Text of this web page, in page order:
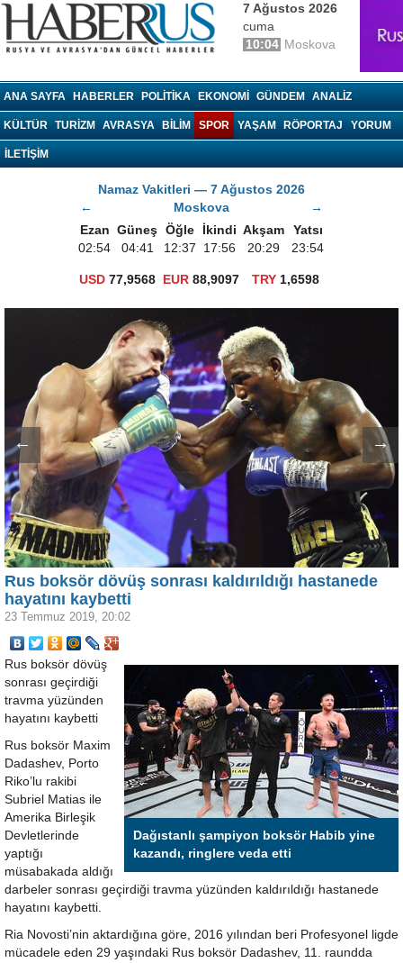
7 Ağustos 2026
cuma
10:04 Moskova
ANA SAYFA HABERLER POLITIKA EKONOMI GÜNDEM ANALIZ
KÜLTÜR TURIZM AVRASYA BILIM SPOR YAŞAM RÖPORTAJ YORUM
İLETİŞİM
Namaz Vakitleri — 7 Ağustos 2026
←
Moskova
→
Ezan Güneş Öğle İkindi Akşam
Yatsı
02:54
04:41 12:37 17:56 20:29 23:54
USD 77,9568 EUR 88,9097 TRY1,6598
← →
Rus boksör dövüş sonrası kaldırıldığı hastanede
hayatını kaybetti
23 Temmuz 2019, 20:02
Dağıstanlı şampiyon boksör Habib yine
kazandı, ringlere veda etti
Rus boksör dövüş
sonrası geçirdiği
travma yüzünden
hayatını kaybetti
Rus boksör Maxim
Dadashev, Porto
Riko’lu rakibi
Subriel Matias ile
Amerika Birleşik
Devletlerinde
yaptığı
müsabakada aldığı
darbeler sonrası geçirdiği travma yüzünden kaldırıldığı hastanede
hayatını kaybetti.
Ria Novosti’nin aktardığına göre, 2016 yılından beri Profesyonel ligde
mücadele eden 29 yaşındaki Rus boksör Dadashev, 11. raundda